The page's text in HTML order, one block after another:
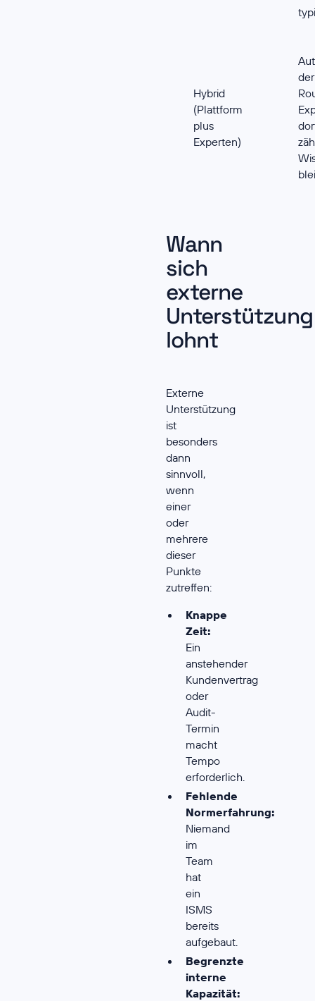
Hybrid
(Plattform
plus
Experten)
der
Wann
sich
externe
Unterstützung
lohnt
Externe
Unterstützung
ist
besonders
dann
sinnvoll,
wenn
einer
oder
mehrere
dieser
Punkte
zutreffen:
Knappe
Zeit:
Ein
anstehender
Kundenvertrag
oder
Audit-
Termin
macht
Tempo
erforderlich.
Fehlende
Normerfahrung:
Niemand
im
Team
hat
ein
ISMS
bereits
aufgebaut.
Begrenzte
interne
Kapazität: